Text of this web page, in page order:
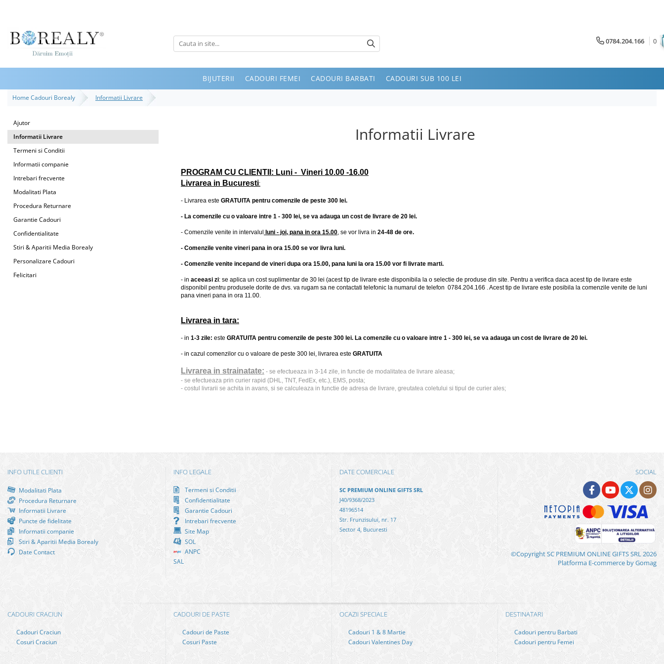
Bijuterii
Inele
Bratari
Seturi
Brose
Tiare
Destinatari
Bijuterii Femei
Bijuterii Copii
Bijuterii Mirese
Selectii
Reduceri
0784.204.166 0
BIJUTERII CADOURI FEMEI CADOURI BARBATI CADOURI SUB 100 LEI
Home Cadouri Borealy Informatii Livrare
Informatii Livrare
PROGRAM CU CLIENTII: Luni - Vineri 10.00 -16.00
Livrarea in Bucuresti:
- Livrarea este GRATUITA pentru comenzile de peste 300 lei.
- La comenzile cu o valoare intre 1 - 300 lei, se va adauga un cost de livrare de 20 lei.
- Comenzile venite in intervalul luni - joi, pana in ora 15.00 , se vor livra in 24-48 de ore.
- Comenzile venite vineri pana in ora 15.00 se vor livra luni.
- Comenzile venite incepand de vineri dupa ora 15.00, pana luni la ora 15.00 vor fi livrate marti.
- in aceeasi zi: se aplica un cost suplimentar de 30 lei (acest tip de livrare este disponibila la o selectie de produse din site. Pentru a verifica daca acest tip de livrare este
disponibil pentru produsele dorite de dvs. va rugam sa ne contactati telefonic la numarul de telefon 0784.204.166 . Acest tip de livrare este posibila la comenzile venite de luni
pana vineri pana in ora 11.00.
Livrarea in tara:
- in 1-3 zile: este GRATUITA pentru comenzile de peste 300 lei. La comenzile cu o valoare intre 1 - 300 lei, se va adauga un cost de livrare de 20 lei.
- in cazul comenzilor cu o valoare de peste 300 lei, livrarea este GRATUITA
Livrarea in strainatate: - se efectueaza in 3-14 zile, in functie de modalitatea de livrare aleasa;
- se efectueaza prin curier rapid (DHL, TNT, FedEx, etc.), EMS, posta;
- costul livrarii se achita in avans, si se calculeaza in functie de adresa de livrare, greutatea coletului si tipul de curier ales;
Ajutor
Informatii Livrare
Termeni si Conditii
Informatii companie
Intrebari frecvente
Modalitati Plata
Procedura Returnare
Garantie Cadouri
Confidentialitate
Stiri & Aparitii Media Borealy
Personalizare Cadouri
Felicitari
INFO UTILE CLIENTI
Modalitati Plata
Procedura Returnare
Informatii Livrare
Puncte de fidelitate
Informatii companie
Stiri & Aparitii Media Borealy
Date Contact
INFO LEGALE
Termeni si Conditii
Confidentialitate
Garantie Cadouri
Intrebari frecvente
Site Map
SOL
ANPC
SAL
DATE COMERCIALE
SC PREMIUM ONLINE GIFTS SRL
J40/9368/2023
48196514
Str. Frunzisului, nr. 17
Sector 4, Bucuresti
SOCIAL
©Copyright SC PREMIUM ONLINE GIFTS SRL 2026
Platforma E-commerce by Gomag
CADOURI CRACIUN
Cadouri Craciun
Cosuri Craciun
CADOURI DE PASTE
Cadouri de Paste
Cosuri Paste
OCAZII SPECIALE
Cadouri 1 & 8 Martie
Cadouri Valentines Day
DESTINATARI
Cadouri pentru Barbati
Cadouri pentru Femei